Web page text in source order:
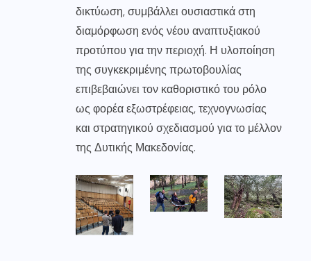
δικτύωση, συμβάλλει ουσιαστικά στη
διαμόρφωση ενός νέου αναπτυξιακού
προτύπου για την περιοχή. Η υλοποίηση
της συγκεκριμένης πρωτοβουλίας
επιβεβαιώνει τον καθοριστικό του ρόλο
ως φορέα εξωστρέφειας, τεχνογνωσίας
και στρατηγικού σχεδιασμού για το μέλλον
της Δυτικής Μακεδονίας.